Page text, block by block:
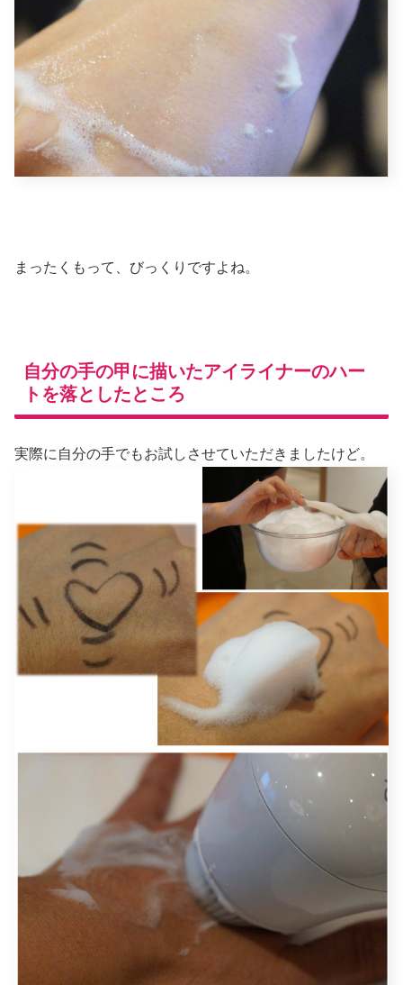
まったくもって、びっくりですよね。
自分の手の甲に描いたアイライナーのハー
トを落としたところ
実際に自分の手でもお試しさせていただきましたけど。